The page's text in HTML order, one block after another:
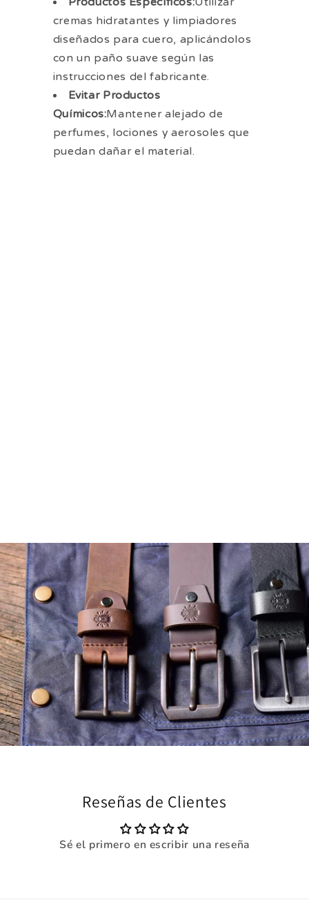
cremas hidratantes y limpiadores
diseñados para cuero, aplicándolos
con un paño suave según las
instrucciones del fabricante.
Evitar Productos
Químicos:Mantener alejado de
perfumes, lociones y aerosoles que
puedan dañar el material.
Reseñas de Clientes
Sé el primero en escribir una reseña